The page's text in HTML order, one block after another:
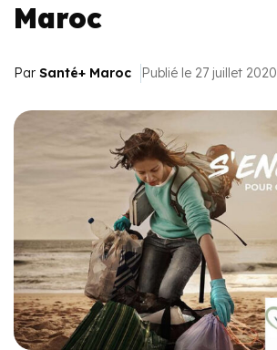
Maroc
Par Santé+ Maroc Publié le 27 juillet 2020